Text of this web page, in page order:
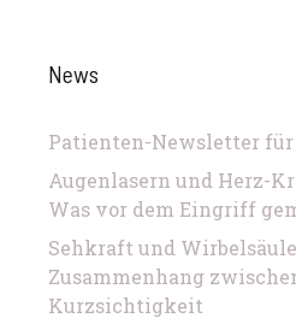
News
Patienten-Newsletter
Augenlasern und Herz-
Was vor dem Eingriff
Sehkraft und
Zusammenhang
Kurzsichtigkeit